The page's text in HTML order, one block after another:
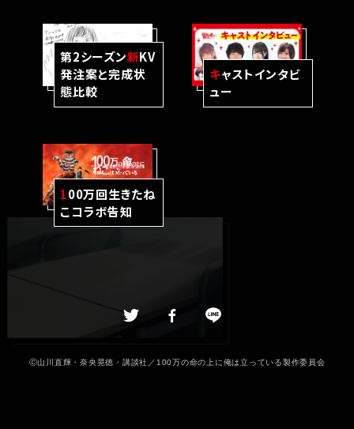
第2シーズン新KV
発注案と完成状
態比較
キャストインタビ
ュー
100万回生きたね
こコラボ告知
Ⓒ山川直輝・奈央晃徳・講談社／100万の命の上に俺は立っている製作委員会